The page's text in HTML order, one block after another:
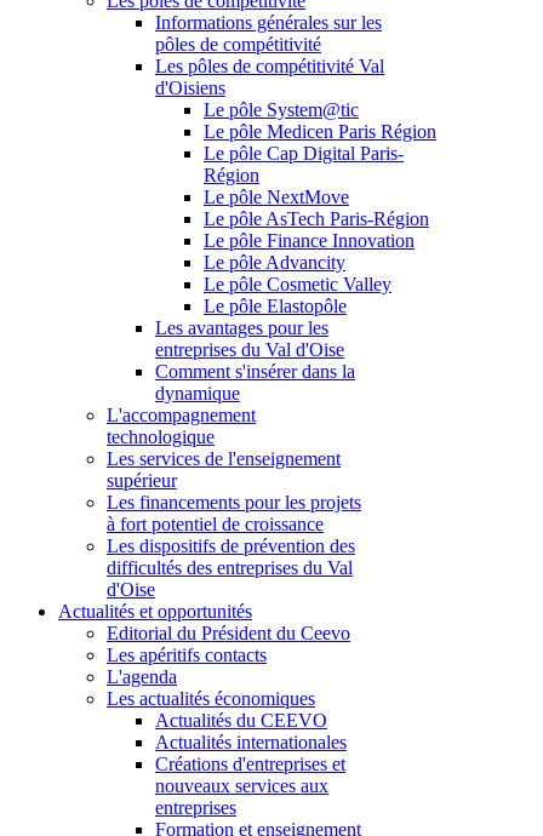
Informations générales sur les
pôles de compétitivité
Les pôles de compétitivité Val
d'Oisiens
Le pôle System@tic
Le pôle Medicen Paris Région
Le pôle Cap Digital Paris-
Région
Le pôle NextMove
Le pôle AsTech Paris-Région
Le pôle Finance Innovation
Le pôle Advancity
Le pôle Cosmetic Valley
Le pôle Elastopôle
Les avantages pour les
entreprises du Val d'Oise
Comment s'insérer dans la
dynamique
L'accompagnement
technologique
Les services de l'enseignement
supérieur
Les financements pour les projets
à fort potentiel de croissance
Les dispositifs de prévention des
difficultés des entreprises du Val
d'Oise
Actualités et opportunités
Editorial du Président du Ceevo
Les apéritifs contacts
L'agenda
Les actualités économiques
Actualités du CEEVO
Actualités internationales
Créations d'entreprises et
nouveaux services aux
entreprises
Formation et enseignement